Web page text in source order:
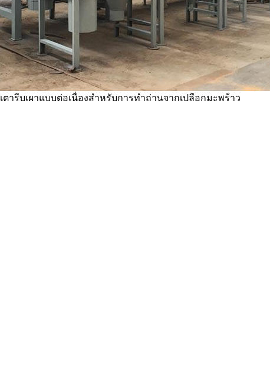
เตารีบเผาแบบต่อเนื่องสำหรับการทำถ่านจากเปลือกมะพร้าว